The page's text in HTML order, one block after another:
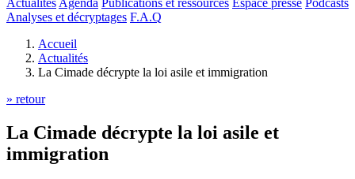
Actualités Agenda Publications et ressources Espace presse Podcasts
Analyses et décryptages F.A.Q
Accueil
Actualités
La Cimade décrypte la loi asile et immigration
» retour
La Cimade décrypte la loi asile et
immigration